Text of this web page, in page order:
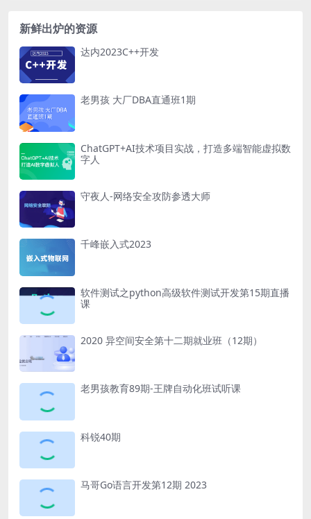
新鲜出炉的资源
达内2023C++开发
老男孩 大厂DBA直通班1期
ChatGPT+AI技术项目实战，打造多端智能虚拟数
字人
守夜人-网络安全攻防参透大师
千峰嵌入式2023
软件测试之python高级软件测试开发第15期直播
课
2020 异空间安全第十二期就业班（12期）
老男孩教育89期-王牌自动化班试听课
科锐40期
马哥Go语言开发第12期 2023